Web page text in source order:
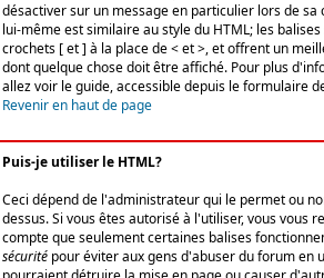
désactiver sur un message en particulier lors de sa
lui-même est similaire au style du HTML; les
crochets [ et ] à la place de < et >, et offrent un
dont quelque chose doit être affiché. Pour plus
allez voir le guide, accessible depuis le formulaire
Revenir en haut de page
Puis-je utiliser le HTML?
Ceci dépend de l'administrateur qui le permet ou
dessus. Si vous êtes autorisé à l'utiliser, vous vous
compte que seulement certaines balises
sécurité pour éviter aux gens d'abuser du forum en